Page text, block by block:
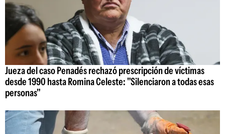
Jueza del caso Penadés rechazó prescripción de víctimas
desde 1990 hasta Romina Celeste: "Silenciaron a todas esas
personas"